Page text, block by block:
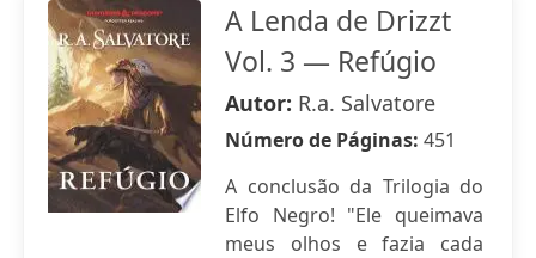
A Lenda de Drizzt
Vol. 3 — Refúgio
Autor: R.a. Salvatore
Número de Páginas: 451
A conclusão da Trilogia do
Elfo Negro! "Ele queimava
meus olhos e fazia cada